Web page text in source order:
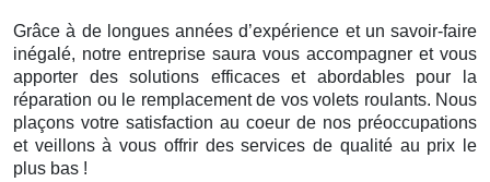
Grâce à de longues années d’expérience et un savoir-faire
inégalé, notre entreprise saura vous accompagner et vous
apporter des solutions efficaces et abordables pour la
réparation ou le remplacement de vos volets roulants. Nous
plaçons votre satisfaction au coeur de nos préoccupations
et veillons à vous offrir des services de qualité au prix le
plus bas !